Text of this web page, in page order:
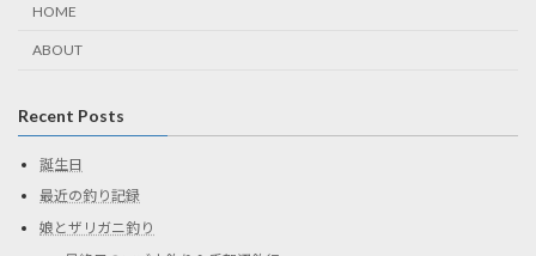
HOME
ABOUT
Recent Posts
誕生日
最近の釣り記録
娘とザリガニ釣り